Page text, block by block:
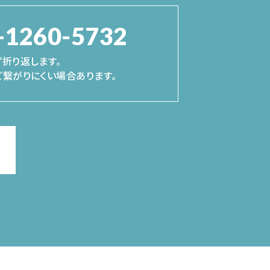
5732
り返します。
がりにくい場合あります。